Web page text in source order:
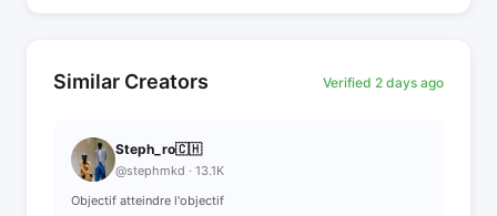
Similar Creators Verified 2 days ago
Steph_ro🇨🇭
@stephmkd · 13.1K
Objectif atteindre l'objectif